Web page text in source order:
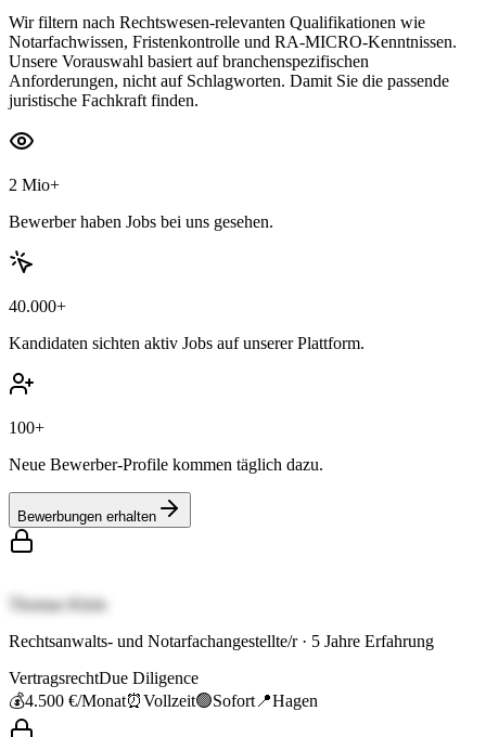
Wir filtern nach Rechtswesen-relevanten Qualifikationen wie
Notarfachwissen, Fristenkontrolle und RA-MICRO-Kenntnissen.
Unsere Vorauswahl basiert auf branchenspezifischen
Anforderungen, nicht auf Schlagworten. Damit Sie die passende
juristische Fachkraft finden.
2 Mio+
Bewerber haben Jobs bei uns gesehen.
40.000+
Kandidaten sichten aktiv Jobs auf unserer Plattform.
100+
Neue Bewerber-Profile kommen täglich dazu.
Bewerbungen erhalten
Thomas Klein
Rechtsanwalts- und Notarfachangestellte/r· 5 Jahre Erfahrung
VertragsrechtDue Diligence
💰4.500 €/Monat⏰Vollzeit🟢Sofort 📍Hagen